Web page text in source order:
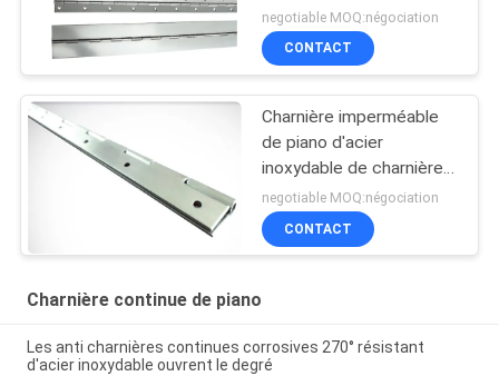
inoxydable de charnière
de piano réglable
negotiable MOQ:négociation
CONTACT
Charnière imperméable
de piano d'acier
inoxydable de charnière
résistante ignifuge de
piano
negotiable MOQ:négociation
CONTACT
Charnière continue de piano
Les anti charnières continues corrosives 270° résistant
d'acier inoxydable ouvrent le degré